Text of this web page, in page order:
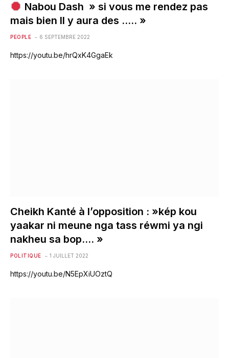
Nabou Dash » si vous me rendez pas
mais bien Il y aura des ….. »
PEOPLE 6 SEPTEMBRE 2022
https://youtu.be/hrQxK4GgaEk
Cheikh Kanté à l’opposition : »kép kou
yaakar ni meune nga tass réwmi ya ngi
nakheu sa bop…. »
POLITIQUE 1 JUILLET 2022
https://youtu.be/N5EpXiUOztQ